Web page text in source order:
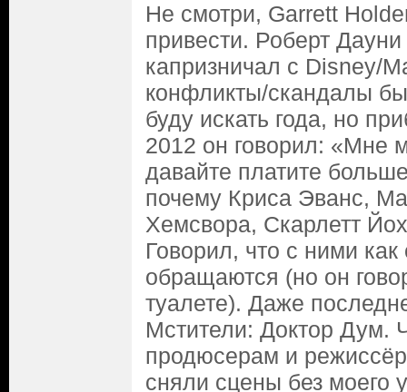
Не смотри, Garrett
привести. Роберт
капризничал с Disney/
конфликты/скандалы
буду искать года, но
2012 он говорил: «Мне
давайте платите
почему Криса Эванс,
Хемсвора, Скарлетт
Говорил, что с ними как
обращаются (но он
туалете). Даже
Мстители: Доктор Дум.
продюсерам и
сняли сцены без моего